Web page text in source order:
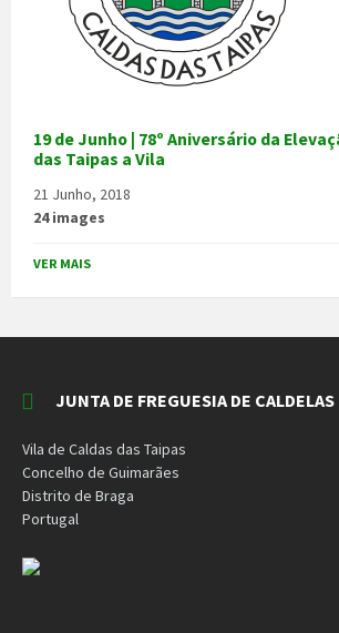
19 de Junho | 78º Aniversário da
das Taipas a Vila
21 Junho, 2018
24 images
VER MAIS
JUNTA DE FREGUESIA DE CALDELAS
Vila de Caldas das Taipas
Concelho de Guimarães
Distrito de Braga
Portugal